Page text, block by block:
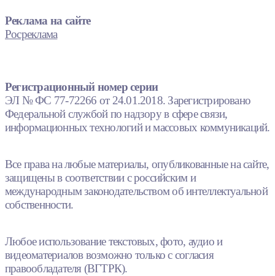
Реклама на сайте
Росреклама
Регистрационный номер серии
ЭЛ № ФС 77-72266 от 24.01.2018. Зарегистрировано
Федеральной службой по надзору в сфере связи,
информационных технологий и массовых коммуникаций.
Все права на любые материалы, опубликованные на сайте,
защищены в соответствии с российским и
международным законодательством об интеллектуальной
собственности.
Любое использование текстовых, фото, аудио и
видеоматериалов возможно только с согласия
правообладателя (ВГТРК).